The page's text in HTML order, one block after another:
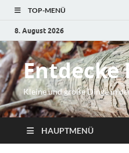
TOP-MENÜ
8. August 2026
Entdecke
Kleine und große Dinge in
HAUPTMENÜ